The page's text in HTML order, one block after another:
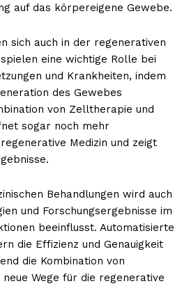
auf das körpereigene Gewebe.
sich auch in der regenerativen
eine wichtige Rolle bei
und Krankheiten, indem
des Gewebes
von Zelltherapie und
sogar noch mehr
Medizin und zeigt
Behandlungen wird auch
und Forschungsergebnisse im
beeinflusst. Automatisierte
die Effizienz und Genauigkeit
die Kombination von
Wege für die regenerative